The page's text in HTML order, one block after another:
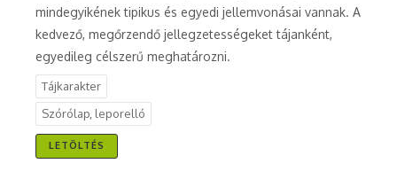
mindegyikének tipikus és egyedi jellemvonásai vannak. A
kedvező, megőrzendő jellegzetességeket tájanként,
egyedileg célszerű meghatározni.
Tájkarakter
Szórólap, leporelló
LETÖLTÉS